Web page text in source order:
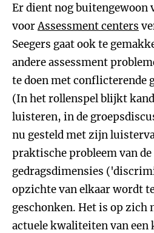
Er dient nog buitengewoon
voorAssessment centers
Seegers gaat ook te
andere assessment
te doen met conflicterende
(In het rollenspel blijkt
luisteren, in de
nu gesteld met zijn
praktische probleem van
gedragsdimensies
opzichte van elkaar wordt
geschonken. Het is op zich
actuele kwaliteiten van een